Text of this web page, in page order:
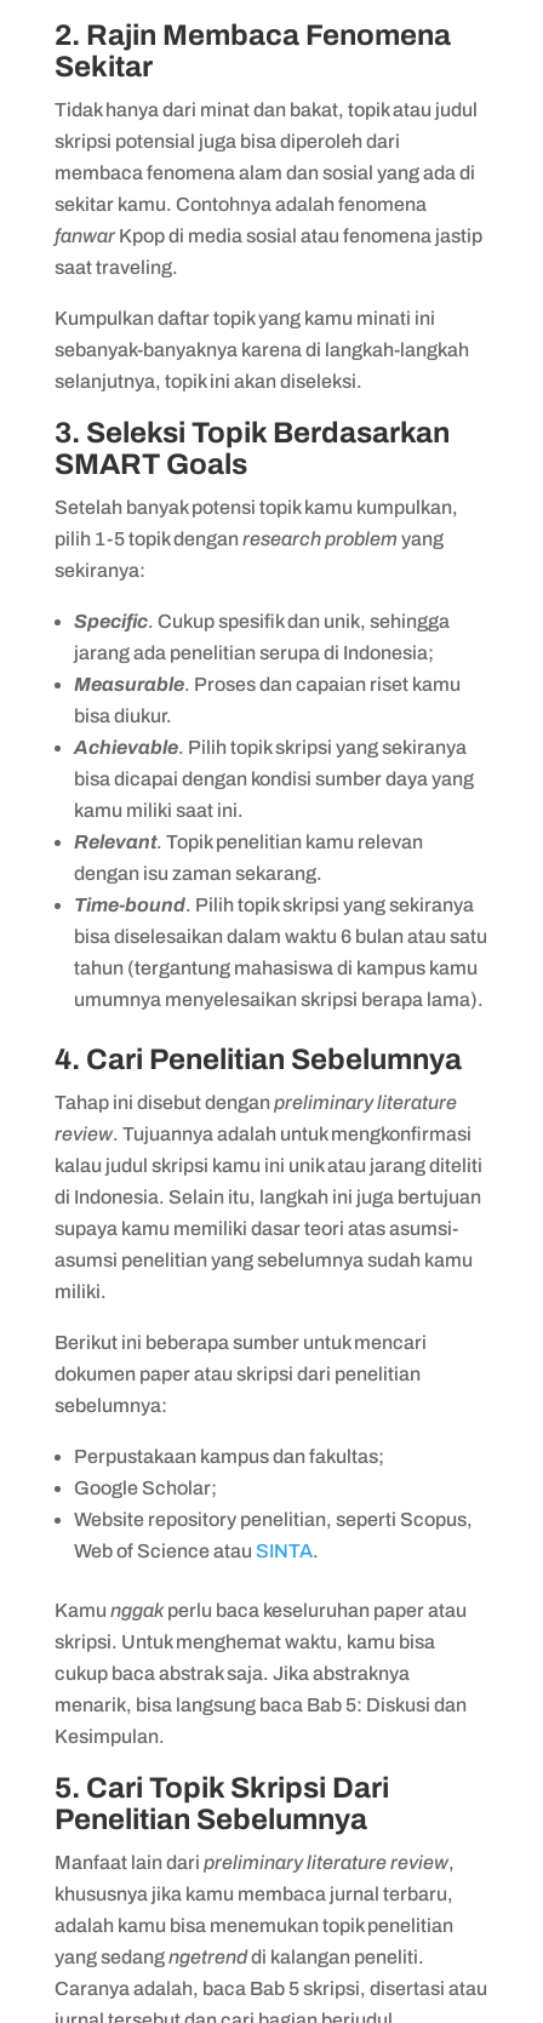
2. Rajin Membaca Fenomena
Sekitar
Tidak hanya dari minat dan bakat, topik atau judul
skripsi potensial juga bisa diperoleh dari
membaca fenomena alam dan sosial yang ada di
sekitar kamu. Contohnya adalah fenomena
fanwarKpop di media sosial atau fenomena jastip
saat traveling.
Kumpulkan daftar topik yang kamu minati ini
sebanyak-banyaknya karena di langkah-langkah
selanjutnya, topik ini akan diseleksi.
3. Seleksi Topik Berdasarkan
SMART Goals
Setelah banyak potensi topik kamu kumpulkan,
pilih 1-5 topik denganresearch problem yang
sekiranya:
Specific. Cukup spesifik dan unik, sehingga
jarang ada penelitian serupa di Indonesia;
Measurable. Proses dan capaian riset kamu
bisa diukur.
Achievable. Pilih topik skripsi yang sekiranya
bisa dicapai dengan kondisi sumber daya yang
kamu miliki saat ini.
Relevant. Topik penelitian kamu relevan
dengan isu zaman sekarang.
Time-bound. Pilih topik skripsi yang sekiranya
bisa diselesaikan dalam waktu 6 bulan atau satu
tahun (tergantung mahasiswa di kampus kamu
umumnya menyelesaikan skripsi berapa lama).
4. Cari Penelitian Sebelumnya
Tahap ini disebut denganpreliminary literature
review. Tujuannya adalah untuk mengkonfirmasi
kalau judul skripsi kamu ini unik atau jarang diteliti
di Indonesia. Selain itu, langkah ini juga bertujuan
supaya kamu memiliki dasar teori atas asumsi-
asumsi penelitian yang sebelumnya sudah kamu
miliki.
Berikut ini beberapa sumber untuk mencari
dokumen paper atau skripsi dari penelitian
sebelumnya:
Perpustakaan kampus dan fakultas;
Google Scholar;
Website repository penelitian, seperti Scopus,
Web of Science atau SINTA.
Kamu nggakperlu baca keseluruhan paper atau
skripsi. Untuk menghemat waktu, kamu bisa
cukup baca abstrak saja. Jika abstraknya
menarik, bisa langsung baca Bab 5: Diskusi dan
Kesimpulan.
5. Cari Topik Skripsi Dari
Penelitian Sebelumnya
Manfaat lain dari preliminary literature review,
khususnya jika kamu membaca jurnal terbaru,
adalah kamu bisa menemukan topik penelitian
yang sedangngetrenddi kalangan peneliti.
Caranya adalah, baca Bab 5 skripsi, disertasi atau